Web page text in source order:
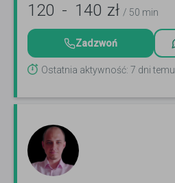
120 - 140 zł / 50 min
Zadzwoń
Ostatnia aktywność: 7 dni temu